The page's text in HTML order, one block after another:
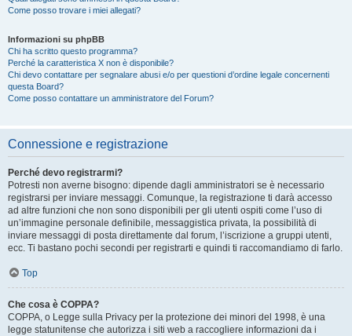
Come posso trovare i miei allegati?
Informazioni su phpBB
Chi ha scritto questo programma?
Perché la caratteristica X non è disponibile?
Chi devo contattare per segnalare abusi e/o per questioni d’ordine legale concernenti
questa Board?
Come posso contattare un amministratore del Forum?
Connessione e registrazione
Perché devo registrarmi?
Potresti non averne bisogno: dipende dagli amministratori se è necessario
registrarsi per inviare messaggi. Comunque, la registrazione ti darà accesso
ad altre funzioni che non sono disponibili per gli utenti ospiti come l’uso di
un’immagine personale definibile, messaggistica privata, la possibilità di
inviare messaggi di posta direttamente dal forum, l’iscrizione a gruppi utenti,
ecc. Ti bastano pochi secondi per registrarti e quindi ti raccomandiamo di farlo.
Top
Che cosa è COPPA?
COPPA, o Legge sulla Privacy per la protezione dei minori del 1998, è una
legge statunitense che autorizza i siti web a raccogliere informazioni da i